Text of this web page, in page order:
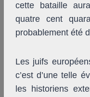
cette bataille
quatre cent
probablement été
Les juifs
c’est d’une telle
les historiens